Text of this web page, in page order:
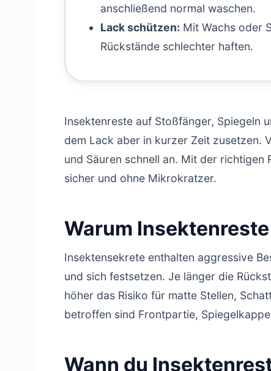
anschließend normal waschen.
Lack schützen: Mit Wachs oder
Rückstände schlechter haften.
Insektenreste auf Stoßfänger, Spiegeln
dem Lack aber in kurzer Zeit zusetzen.
und Säuren schnell an. Mit der
sicher und ohne Mikrokratzer.
Warum
Insektensekrete enthalten aggressive
und sich festsetzen. Je länger die
höher das Risiko für matte Stellen,
betroffen sind Frontpartie,
Wann du